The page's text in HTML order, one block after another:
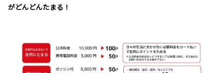
がどんどんたまる！